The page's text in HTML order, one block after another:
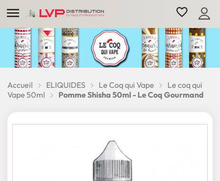
 favorite_border
Accueil ELIQUIDES Le Coq qui Vape
Le coq qui
Vape 50ml
Pomme Shisha 50ml - Le Coq Gourmand